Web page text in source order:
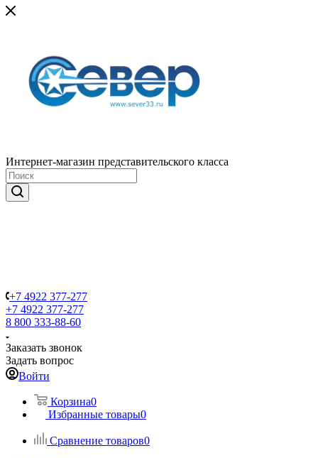
Интернет-магазин представительского класса
+7 4922 377-277
+7 4922 377-277
8 800 333-88-60
Заказать звонок
Задать вопрос
Войти
Корзина0
Избранные товары0
Сравнение товаров0